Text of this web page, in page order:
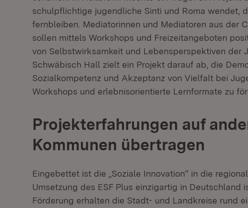
schulpflichtige jugendliche Sinti und Roma wendet,
fernbleiben. Mediatorinnen und Mediatoren aus der
sollen mittels Workshops und Freizeitangeboten
von Selbstwirksamkeit und Lebensperspektiven der
Schwäbisch Hall zielt ein Projekt darauf ab, die
Sozialkompetenz und Akzeptanz von Vielfalt bei
Workshops und erlebnisorientierte Lernformate zu
Projekterfahrungen auf
Kommunen übertragen
Eingebettet ist die „Soziale Innovation“ in die
Umsetzung des ESF Plus einzigartig in Deutschland
Förderung erhalten die Stadt- und Landkreise rund